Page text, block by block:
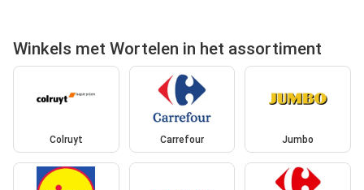
Winkels met Wortelen in het assortiment
Colruyt Carrefour Jumbo